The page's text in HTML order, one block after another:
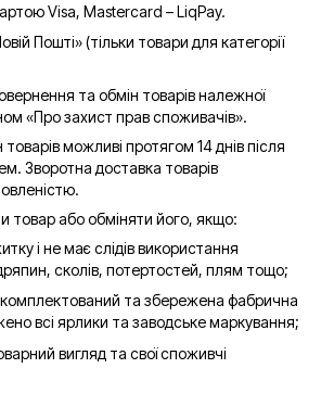
Visa, Mastercard – LiqPay.
Пошті» (тільки товари для категорії
та обмін товарів належної
«Про захист прав споживачів».
можливі протягом 14 днів після
Зворотна доставка товарів
товар або обміняти його, якщо:
і не має слідів використання
сколів, потертостей, плям тощо;
та збережена фабрична
всі ярлики та заводське маркування;
вигляд та свої споживчі